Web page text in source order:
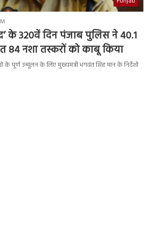
के 320वें दिन पंजाब पुलिस ने 40.1
84 नशा तस्करों को काबू किया
पूर्ण उन्मूलन के लिए मुख्यमंत्री भगवंत सिंह मान के निर्देशों